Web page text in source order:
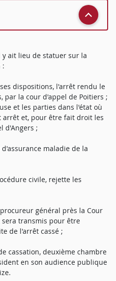
y ait lieu de statuer sur la
:
ses dispositions, l'arrêt rendu le
par la cour d'appel de Poitiers ;
et les parties dans l'état où
et, pour être fait droit les
d'Angers ;
maladie de la
civile, rejette les
général près la Cour
transmis pour être
de l'arrêt cassé ;
cassation, deuxième chambre
en son audience publique